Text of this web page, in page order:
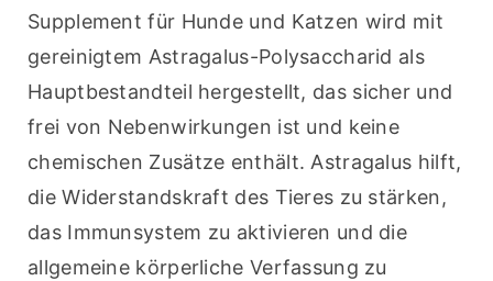
Supplement für Hunde und Katzen wird mit
gereinigtem Astragalus-Polysaccharid als
Hauptbestandteil hergestellt, das sicher und
frei von Nebenwirkungen ist und keine
chemischen Zusätze enthält. Astragalus hilft,
die Widerstandskraft des Tieres zu stärken,
das Immunsystem zu aktivieren und die
allgemeine körperliche Verfassung zu